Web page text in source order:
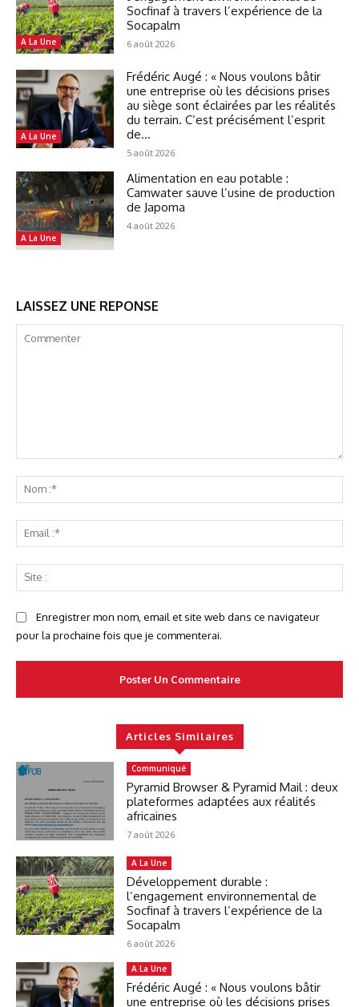
A La Une
Socfinaf à travers l’expérience de la
Socapalm
6 août 2026
A La Une
Frédéric Augé : « Nous voulons bâtir
une entreprise où les décisions prises
au siège sont éclairées par les réalités
du terrain. C’est précisément l’esprit
de...
5 août 2026
A La Une
Alimentation en eau potable :
Camwater sauve l’usine de production
de Japoma
4 août 2026
LAISSEZ UNE REPONSE
:*
:*
:
Enregistrer mon nom, email et site web dans ce navigateur
pour la prochaine fois que je commenterai.
Articles Similaires
Communiqué
Pyramid Browser & Pyramid Mail : deux
plateformes adaptées aux réalités
africaines
7 août 2026
A La Une
Développement durable :
l’engagement environnemental de
Socfinaf à travers l’expérience de la
Socapalm
6 août 2026
A La Une
Frédéric Augé : « Nous voulons bâtir
une entreprise où les décisions prises